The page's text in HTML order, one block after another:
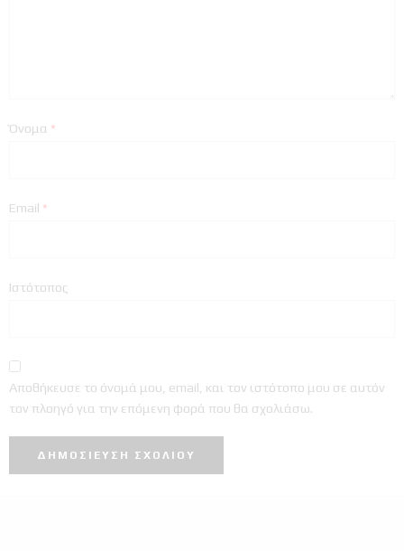
Όνομα *
Email *
Ιστότοπος
Αποθήκευσε το όνομά μου, email, και τον ιστότοπο μου σε αυτόν
τον πλοηγό για την επόμενη φορά που θα σχολιάσω.